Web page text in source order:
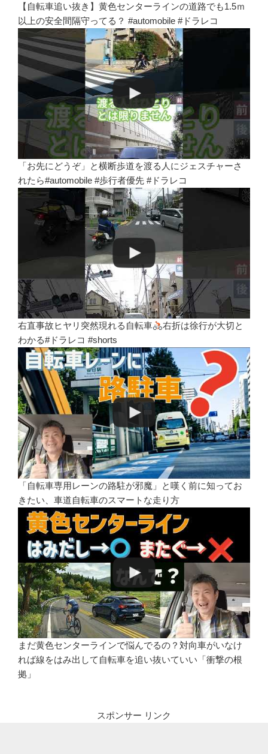
【自転車追い抜き】黄色センターラインの道路でも1.5ｍ
以上の安全間隔守ってる？ #automobile #ドラレコ
「お先にどうぞ」と横断歩道を渡る人にジェスチャーさ
れたら#automobile #歩行者優先 #ドラレコ
右直事故ヒヤリ突然現れる自転車
右折は徐行が大切と
わかる#ドラレコ #shorts
「自転車専用レーンの路駐が邪魔」と嘆く前に知ってお
きたい、車道自転車のスマートな走り方
まだ黄色センターラインで悩んでるの？対向車がいなけ
れば線をはみ出して自転車を追い抜いていい「衝撃の根
拠」
スポンサー リンク